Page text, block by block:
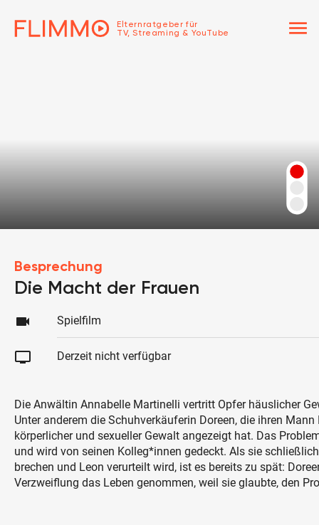
Elternratgeber für
TV, Streaming & YouTube
menu
Besprechung
Die Macht der Frauen
videocam Spielfilm
tv Derzeit nicht verfügbar
Die Anwältin Annabelle Martinelli vertritt Opfer häuslicher
Unter anderem die Schuhverkäuferin Doreen, die ihren Mann
körperlicher und sexueller Gewalt angezeigt hat. Das
und wird von seinen Kolleg*innen gedeckt. Als sie
brechen und Leon verurteilt wird, ist es bereits zu spät:
Verzweiflung das Leben genommen, weil sie glaubte, den